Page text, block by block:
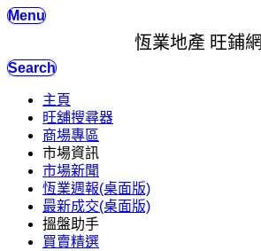
Menu
恆業地產 旺鋪網
Search
主頁
旺舖搜尋器
商場專區
市場資訊
市場新聞
恆業週報(桌面版)
最新成交(桌面版)
搵盤助手
買賣精選